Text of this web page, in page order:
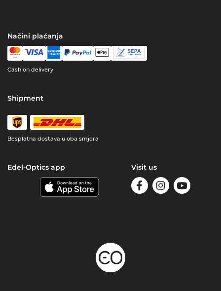
Načini plaćanja
Cash on delivery
Shipment
Besplatna dostava u oba smjera
Edel-Optics app Visit us